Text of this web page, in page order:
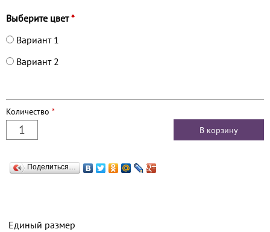
Выберите цвет*
Вариант 1
Вариант 2
Количество *
Поделиться…
Единый размер